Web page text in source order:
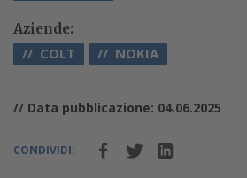
Aziende:
COLT NOKIA
// Data pubblicazione: 04.06.2025
CONDIVIDI: